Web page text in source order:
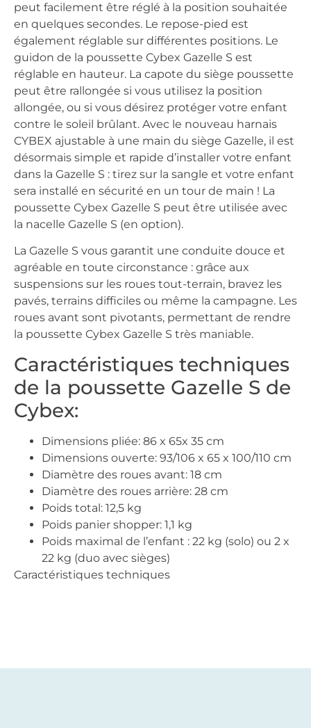
peut facilement être réglé à la position souhaitée
en quelques secondes. Le repose-pied est
également réglable sur différentes positions. Le
guidon de la poussette Cybex Gazelle S est
réglable en hauteur. La capote du siège poussette
peut être rallongée si vous utilisez la position
allongée, ou si vous désirez protéger votre enfant
contre le soleil brûlant. Avec le nouveau harnais
CYBEX ajustable à une main du siège Gazelle, il est
désormais simple et rapide d’installer votre enfant
dans la Gazelle S : tirez sur la sangle et votre enfant
sera installé en sécurité en un tour de main ! La
poussette Cybex Gazelle S peut être utilisée avec
la nacelle Gazelle S (en option).
La Gazelle S vous garantit une conduite douce et
agréable en toute circonstance : grâce aux
suspensions sur les roues tout-terrain, bravez les
pavés, terrains difficiles ou même la campagne. Les
roues avant sont pivotants, permettant de rendre
la poussette Cybex Gazelle S très maniable.
Caractéristiques techniques
de la poussette Gazelle S de
Cybex:
Dimensions pliée: 86 x 65x 35 cm
Dimensions ouverte: 93/106 x 65 x 100/110 cm
Diamètre des roues avant: 18 cm
Diamètre des roues arrière: 28 cm
Poids total: 12,5 kg
Poids panier shopper: 1,1 kg
Poids maximal de l’enfant : 22 kg (solo) ou 2 x
22 kg (duo avec sièges)
Caractéristiques techniques